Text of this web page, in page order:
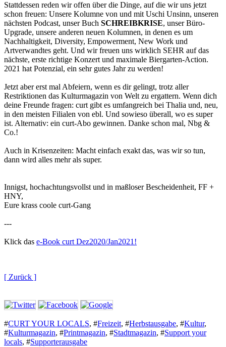
Stattdessen reden wir offen über die Dinge, auf die wir uns jetzt
schon freuen: Unsere Kolumne von und mit Uschi Unsinn, unseren
nächsten Podcast, unser Buch SCHREIBKRISE, unser Büro-
Upgrade, unsere anderen neuen Kolumnen, in denen es um
Nachhaltigkeit, Diversity, Empowerment, New Work und
Artverwandtes geht. Und wir freuen uns wirklich SEHR auf das
nächste, erste richtige Konzert und maximale Biergarten-Action.
2021 hat Potenzial, ein sehr gutes Jahr zu werden!
Jetzt aber erst mal Abfeiern, wenn es dir gelingt, trotz aller
Restriktionen das Kulturmagazin von Welt zu ergattern. Wenn dich
deine Freunde fragen: curt gibt es umfangreich bei Thalia und, neu,
in den meisten Filialen von ebl. Und sowieso überall, wo es super
ist. Alternativ: ein curt-Abo gewinnen. Danke schon mal, Nbg &
Co.!
Auch in Krisenzeiten: Macht einfach exakt das, was wir so tun,
dann wird alles mehr als super.
Innigst, hochachtungsvollst und in maßloser Bescheidenheit, FF +
HNY,
Eure krass coole curt-Gang
---
Klick das e-Book curt Dez2020/Jan2021!
[ Zurück ]
#CURT YOUR LOCALS, #Freizeit, #Herbstausgabe, #Kultur,
#Kulturmagazin, #Printmagazin, #Stadtmagazin, #Support your
locals, #Supporterausgabe